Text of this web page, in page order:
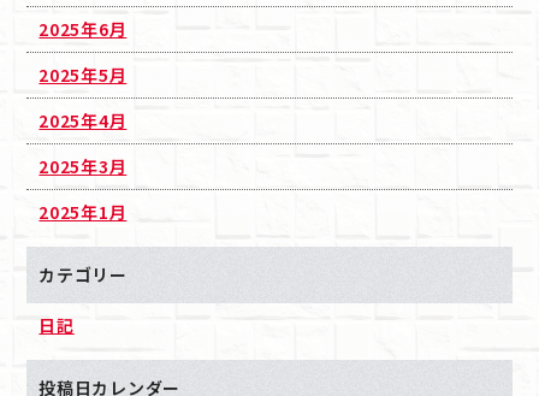
2025年6月
2025年5月
2025年4月
2025年3月
2025年1月
カテゴリー
日記
投稿日カレンダー